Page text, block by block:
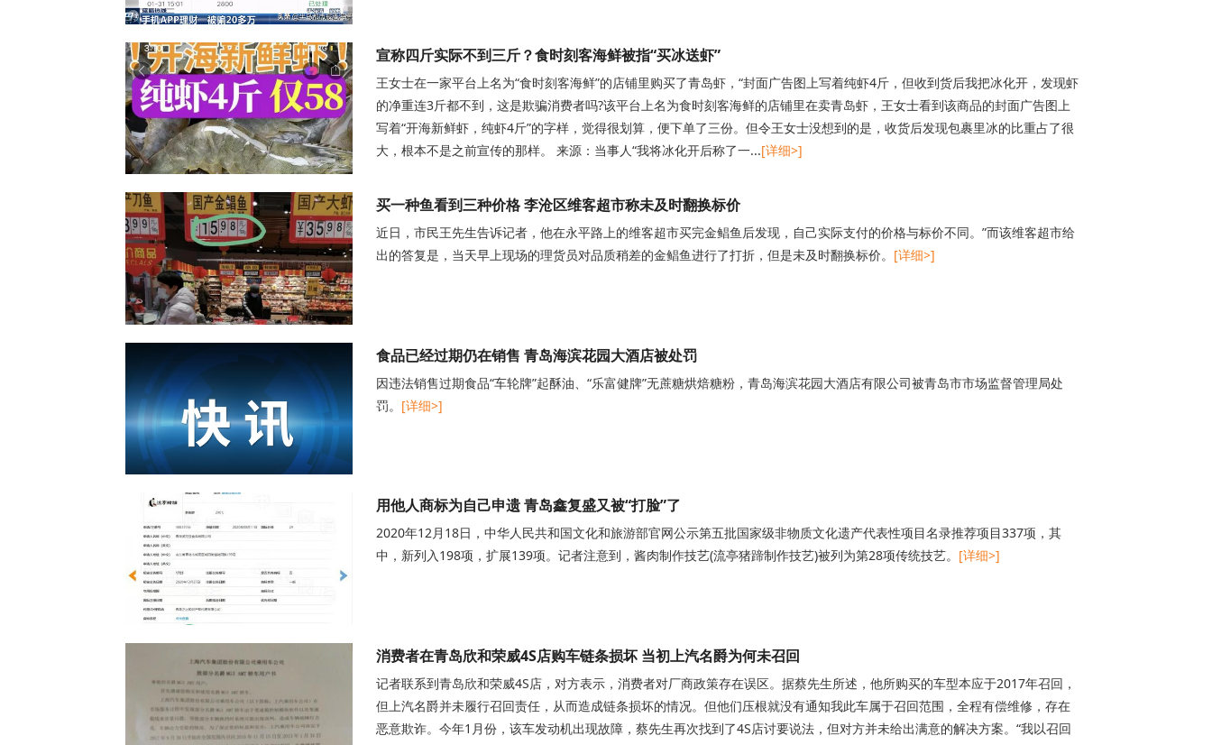
宣称四斤实际不到三斤？食时刻客海鲜被指“买冰送虾”
王女士在一家平台上名为“食时刻客海鲜”的店铺里购买了青岛虾，“封面广告图上写着纯虾4斤，但收到货后我把冰化开，发现虾
的净重连3斤都不到，这是欺骗消费者吗?该平台上名为食时刻客海鲜的店铺里在卖青岛虾，王女士看到该商品的封面广告图上
写着“开海新鲜虾，纯虾4斤”的字样，觉得很划算，便下单了三份。但令王女士没想到的是，收货后发现包裹里冰的比重占了很
大，根本不是之前宣传的那样。 来源：当事人“我将冰化开后称了一...[详细>]
买一种鱼看到三种价格 李沧区维客超市称未及时翻换标价
近日，市民王先生告诉记者，他在永平路上的维客超市买完金鲳鱼后发现，自己实际支付的价格与标价不同。”而该维客超市给
出的答复是，当天早上现场的理货员对品质稍差的金鲳鱼进行了打折，但是未及时翻换标价。 [详细>]
食品已经过期仍在销售 青岛海滨花园大酒店被处罚
因违法销售过期食品“车轮牌”起酥油、“乐富健牌”无蔗糖烘焙糖粉，青岛海滨花园大酒店有限公司被青岛市市场监督管理局处
罚。 [详细>]
用他人商标为自己申遗 青岛鑫复盛又被“打脸”了
2020年12月18日，中华人民共和国文化和旅游部官网公示第五批国家级非物质文化遗产代表性项目名录推荐项目337项，其
中，新列入198项，扩展139项。记者注意到，酱肉制作技艺(流亭猪蹄制作技艺)被列为第28项传统技艺。 [详细>]
消费者在青岛欣和荣威4S店购车链条损坏 当初上汽名爵为何未召回
记者联系到青岛欣和荣威4S店，对方表示，消费者对厂商政策存在误区。据蔡先生所述，他所购买的车型本应于2017年召回，
但上汽名爵并未履行召回责任，从而造成链条损坏的情况。但他们压根就没有通知我此车属于召回范围，全程有偿维修，存在
恶意欺诈。今年1月份，该车发动机出现故障，蔡先生再次找到了4S店讨要说法，但对方并未给出满意的解决方案。“我以召回